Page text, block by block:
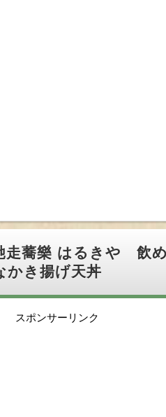
走蕎樂 はるきや 飲
かき揚げ天丼
スポンサーリンク